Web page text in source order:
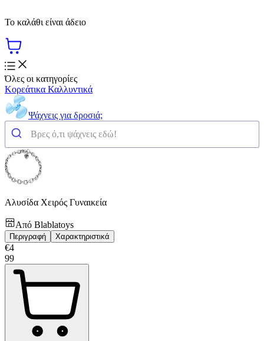
Το καλάθι είναι άδειο
Όλες οι κατηγορίες
Κορεάτικα Καλλυντικά
Ψάχνεις για δροσιά;
Αλυσίδα Χειρός Γυναικεία
Από Blablatoys
Περιγραφή Χαρακτηριστικά
€4
99